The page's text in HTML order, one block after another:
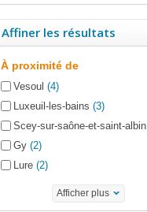
Affiner les résultats
À proximité de
Vesoul (4)
Luxeuil-les-bains (3)
Scey-sur-saône-et-saint-albin
Gy (2)
Lure (2)
Afficher plus